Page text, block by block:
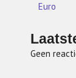
Euro
Geen